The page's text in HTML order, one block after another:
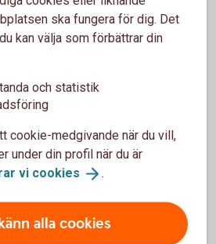
med din skog?
eller har du den som
ger vi lösningar anpassade för
ska fungera för dig. Det
kan välja som förbättrar din
och statistik
cookie-medgivande när du vill,
under din profil när du är
vi cookies .
alla cookies